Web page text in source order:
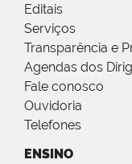
Editais
Serviços
Transparência e
Agendas dos
Fale conosco
Ouvidoria
Telefones
ENSINO